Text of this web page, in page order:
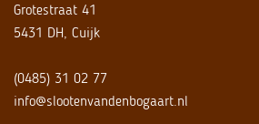
Grotestraat 41
5431 DH, Cuijk
(0485) 31 02 77
info@slootenvandenbogaart.nl